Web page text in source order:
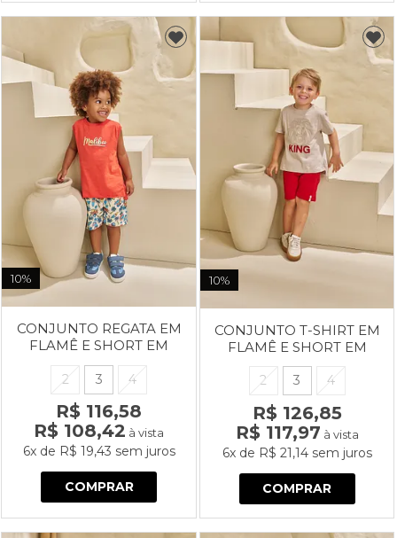
10%
CONJUNTO REGATA EM
FLAMÊ E SHORT EM
MOLETINHO POLVO
SURFISTA
2 3 4
R$ 116,58
R$ 108,42 à vista
6xde R$ 19,43 sem juros
COMPRAR
10%
CONJUNTO T-SHIRT EM
FLAMÊ E SHORT EM
MALHA WAFFLE
2 3 4
R$ 126,85
R$ 117,97 à vista
6xde R$ 21,14sem juros
COMPRAR